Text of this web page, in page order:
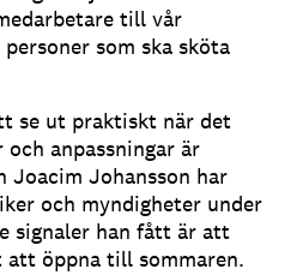
till vår
som ska sköta
se ut praktiskt när det
anpassningar är
Joacim Johansson har
och myndigheter under
signaler han fått är att
öppna till sommaren.